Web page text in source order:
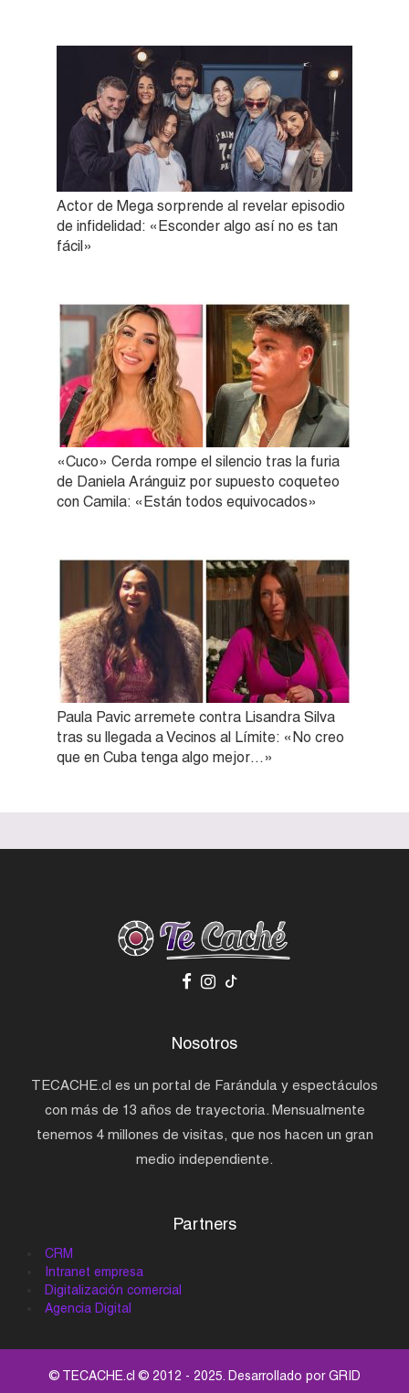
Actor de Mega sorprende al revelar episodio
de infidelidad: «Esconder algo así no es tan
fácil»
«Cuco» Cerda rompe el silencio tras la furia
de Daniela Aránguiz por supuesto coqueteo
con Camila: «Están todos equivocados»
Paula Pavic arremete contra Lisandra Silva
tras su llegada a Vecinos al Límite: «No creo
que en Cuba tenga algo mejor…»
Nosotros
TECACHE.cl es un portal de Farándula y espectáculos
con más de 13 años de trayectoria. Mensualmente
tenemos 4 millones de visitas, que nos hacen un gran
medio independiente.
Partners
CRM
Intranet empresa
Digitalización comercial
Agencia Digital
© TECACHE.cl © 2012 - 2025. Desarrollado porGRID